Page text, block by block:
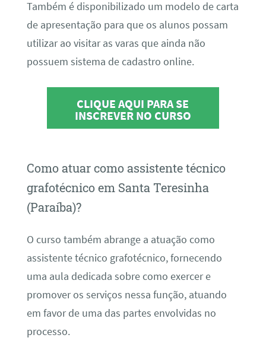
Também é disponibilizado um modelo de carta
de apresentação para que os alunos possam
utilizar ao visitar as varas que ainda não
possuem sistema de cadastro online.
CLIQUE AQUI PARA SE
INSCREVER NO CURSO
Como atuar como assistente técnico
grafotécnico em Santa Teresinha
(Paraíba)?
O curso também abrange a atuação como
assistente técnico grafotécnico, fornecendo
uma aula dedicada sobre como exercer e
promover os serviços nessa função, atuando
em favor de uma das partes envolvidas no
processo.